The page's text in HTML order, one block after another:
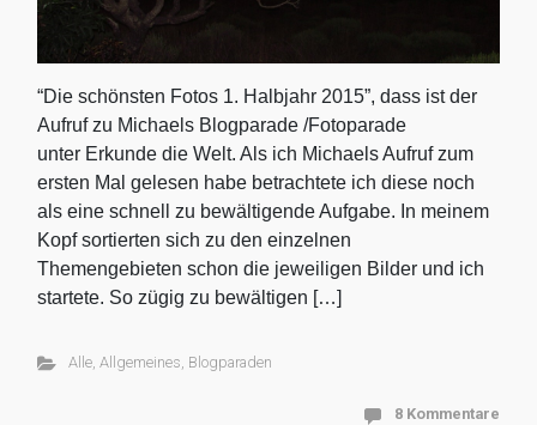
“Die schönsten Fotos 1. Halbjahr 2015”, dass ist der
Aufruf zu Michaels Blogparade /Fotoparade
unter Erkunde die Welt. Als ich Michaels Aufruf zum
ersten Mal gelesen habe betrachtete ich diese noch
als eine schnell zu bewältigende Aufgabe. In meinem
Kopf sortierten sich zu den einzelnen
Themengebieten schon die jeweiligen Bilder und ich
startete. So zügig zu bewältigen […]
Alle, Allgemeines, Blogparaden
8 Kommentare